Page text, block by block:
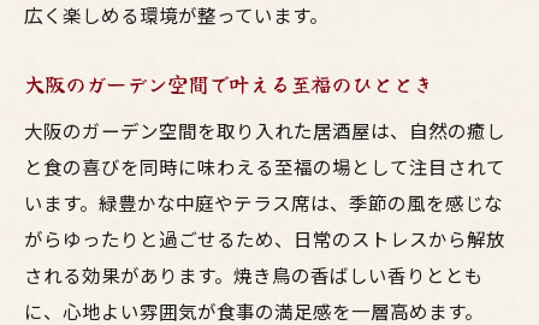
広く楽しめる環境が整っています。
大阪のガーデン空間で叶える至福のひととき
大阪のガーデン空間を取り入れた居酒屋は、自然の癒し
と食の喜びを同時に味わえる至福の場として注目されて
います。緑豊かな中庭やテラス席は、季節の風を感じな
がらゆったりと過ごせるため、日常のストレスから解放
される効果があります。焼き鳥の香ばしい香りととも
に、心地よい雰囲気が食事の満足感を一層高めます。